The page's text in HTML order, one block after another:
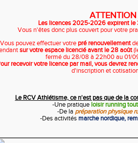
ATTENTION
Les licences 2025-2026 expirent le
Vous n'êtes donc plus couvert pourvotre
Vous pouvez effectuer votre pré renouvellement
sur votre espace licencié avant le 28 août
fermé du 28/08 à 22h00 au 01/
recevoir votre licence par mail, vous devrez
d'inscription et
Le RCV Athlétisme, ce n'est pas que de la
-Une pratique loisir running
-De la préparation physique
-Des activités marche nordique,